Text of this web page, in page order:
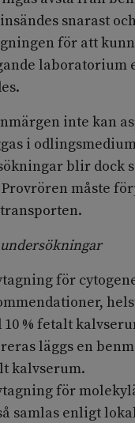
snarast
för att
laboratorium
inte kan
i
blir dock
måste
för
10 % fetalt
läggs en
kalvserum.
för
samlas enligt